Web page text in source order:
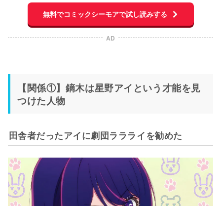
無料でコミックシーモアで試し読みする
AD
【関係①】鏑木は星野アイという才能を見
つけた人物
田舎者だったアイに劇団ララライを勧めた